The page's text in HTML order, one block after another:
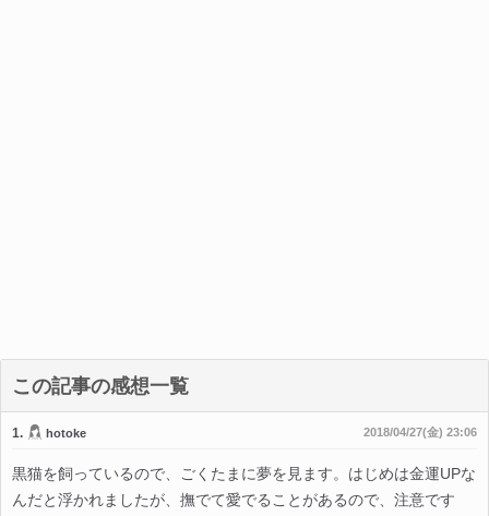
この記事の感想一覧
1. hotoke 2018/04/27(金) 23:06
黒猫を飼っているので、ごくたまに夢を見ます。はじめは金運UPな
んだと浮かれましたが、撫でて愛でることがあるので、注意です